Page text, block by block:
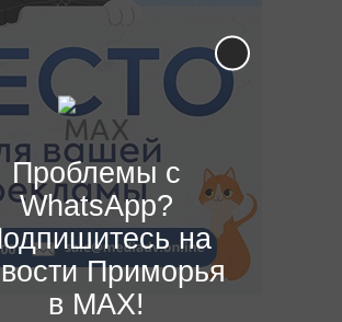
Проблемы с
WhatsApp?
на
Приморья
в MAX!